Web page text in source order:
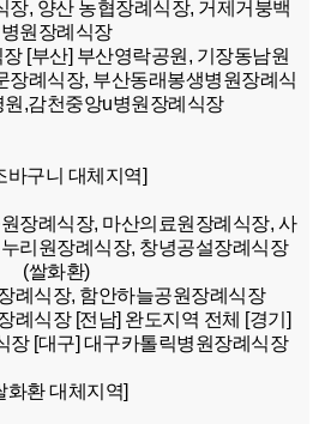
장, 양산 농협장례식장, 거제거붕백
병원장례식장
장 [부산] 부산영락공원, 기장동남원
장례식장, 부산동래봉생병원장례식
원,감천중앙u병원장례식장
바구니 대체지역]
장례식장, 마산의료원장례식장, 사
리원장례식장, 창녕공설장례식장
(쌀화환)
례식장, 함안하늘공원장례식장
례식장 [전남] 완도지역 전체 [경기]
장 [대구] 대구카톨릭병원장례식장
화환 대체지역]